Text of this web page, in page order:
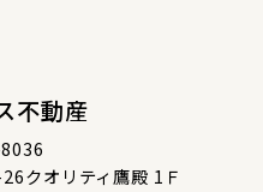
不動産
クオリティ鷹殿 1Ｆ